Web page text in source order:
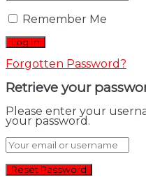
Remember Me
Forgotten Password?
Retrieve your
Please enter your
your password.